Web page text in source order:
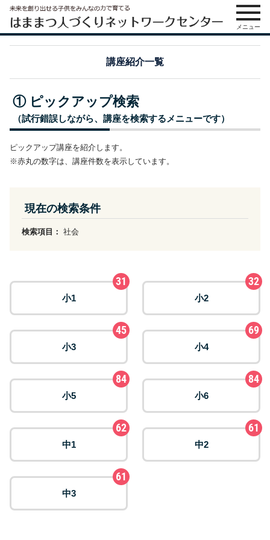
メニュー
講座紹介一覧
① ピックアップ検索
（試行錯誤しながら、講座を検索するメニューです）
ピックアップ講座を紹介します。
※赤丸の数字は、講座件数を表示しています。
現在の検索条件
検索項目： 社会
小1
31
小2
32
小3
45
小4
69
小5
84
小6
84
中1
62
中2
61
中3
61